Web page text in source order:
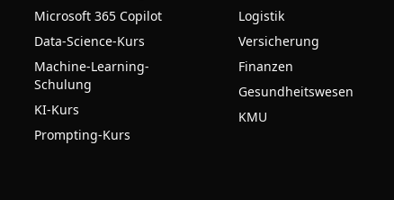
Microsoft 365 Copilot
Data-Science-Kurs
Machine-Learning-
Schulung
KI-Kurs
Prompting-Kurs
Logistik
Versicherung
Finanzen
Gesundheitswesen
KMU